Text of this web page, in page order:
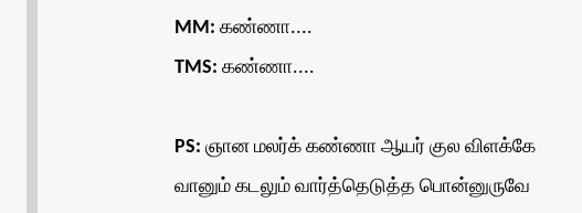
MM: கண்ணா....
TMS: கண்ணா....
PS: ஞான மலர்க் கண்ணா ஆயர் குல விளக்கே
வானும் கடலும் வார்த்தெடுத்த பொன்னுருவே